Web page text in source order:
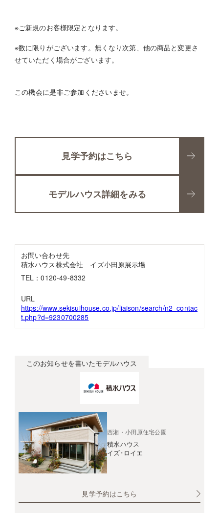
※ご新規のお客様限定となります。
※数に限りがございます。無くなり次第、他の商品と変更さ
せていただく場合がございます。
この機会に是非ご参加くださいませ。
見学予約はこちら
モデルハウス詳細をみる
お問い合わせ先
積水ハウス株式会社 イズ小田原展示場
TEL：0120-49-8332
URL
https://www.sekisuihouse.co.jp/liaison/search/n2_contac
t.php?d=9230700285
このお知らせを書いたモデルハウス
西湘・小田原住宅公園
積水ハウス
イズ･ロイエ
見学予約はこちら